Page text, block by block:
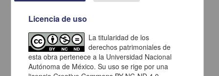
Licencia de uso
La titularidad de los
derechos patrimoniales de
esta obra pertenece a la Universidad Nacional
Autónoma de México. Su uso se rige por una